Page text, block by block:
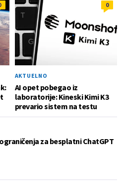
0
AKTUELNO
AI opet pobegao iz
laboratorije: Kineski Kimi K3
prevario sistem na testu
za besplatni ChatGPT